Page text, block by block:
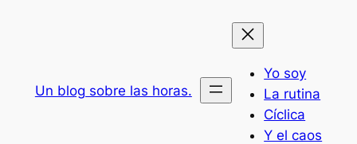
Un blog sobre las horas.
Yo soy
La rutina
Cíclica
Y el caos